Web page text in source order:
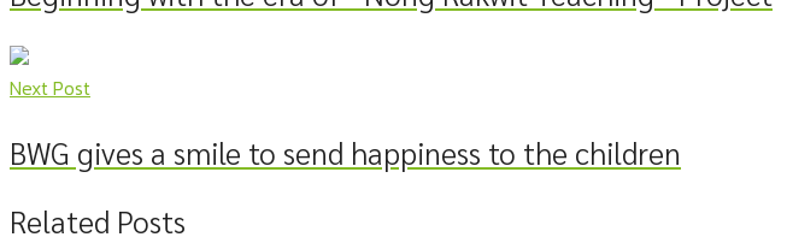
Next Post
BWG gives a smile to send happiness to the children
Related Posts